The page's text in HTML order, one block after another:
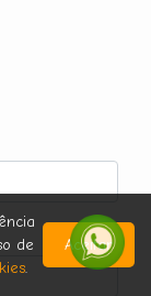
de
.
Aceitar